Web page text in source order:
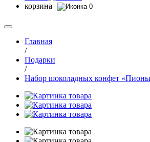
корзина
0
Главная
/
Подарки
/
Набор шоколадных конфет